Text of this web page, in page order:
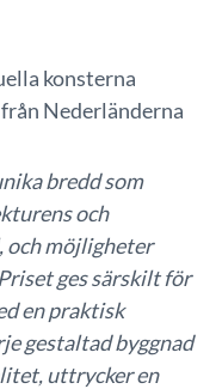
konsterna
Nederländerna
bredd som
och
och möjligheter
ges särskilt för
en praktisk
gestaltad byggnad
uttrycker en